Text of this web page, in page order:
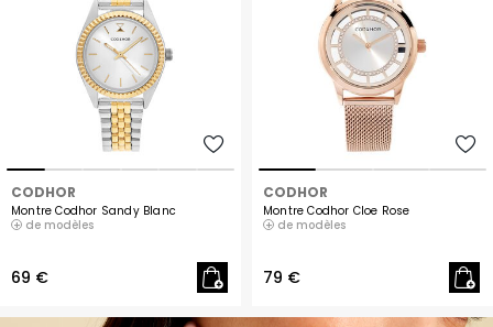
CODHOR
Montre Codhor Sandy Blanc
de modèles
69 €
CODHOR
Montre Codhor Cloe Rose
de modèles
79 €